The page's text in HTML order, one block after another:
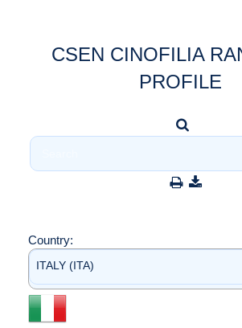
CSEN CINOFILIA
PROFILE
Country:
ITALY (ITA)